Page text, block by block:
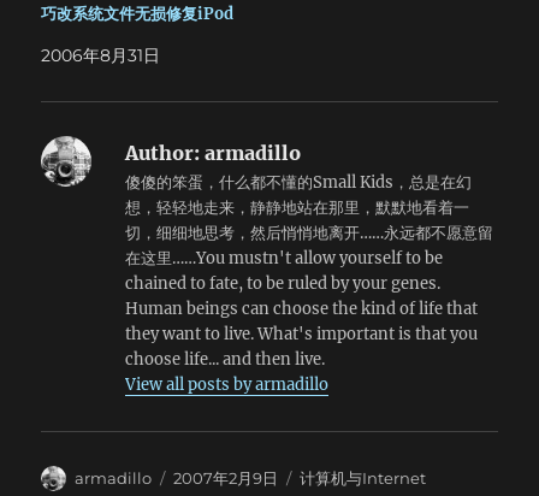
/sbin/viP mv /hp/viP/viP.conf /etc/viP.conf mv
巧改系统文件无损修复iPod
2006年8月31日
Author: armadillo
傻傻的笨蛋，什么都不懂的Small Kids，总是在幻
想，轻轻地走来，静静地站在那里，默默地看着一
切，细细地思考，然后悄悄地离开……永远都不愿意留
在这里……You mustn't allow yourself to be
chained to fate, to be ruled by your genes.
Human beings can choose the kind of life that
they want to live. What's important is that you
choose life... and then live.
View all posts by armadillo
Author
armadillo
Posted
2007年2月9日 Categories
计算机与Internet